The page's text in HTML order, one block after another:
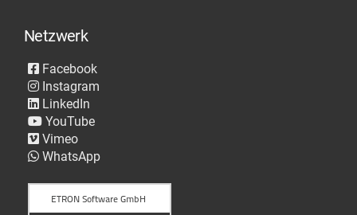
Netzwerk
Facebook
Instagram
LinkedIn
YouTube
Vimeo
WhatsApp